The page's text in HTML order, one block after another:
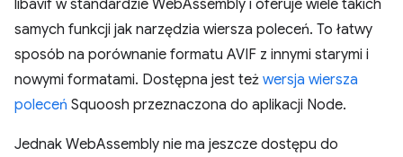
libavif w standardzie WebAssembly i oferuje wiele takich
samych funkcji jak narzędzia wiersza poleceń. To łatwy
sposób na porównanie formatu AVIF z innymi starymi i
nowymi formatami. Dostępna jest też wersja wiersza
poleceń Squoosh przeznaczona do aplikacji Node.
Jednak WebAssembly nie ma jeszcze dostępu do